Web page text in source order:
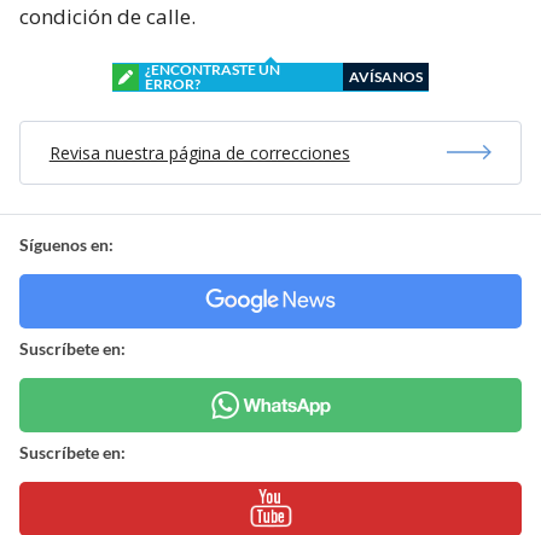
condición de calle.
¿ENCONTRASTE UN
ERROR?
AVÍSANOS
Revisa nuestra página de correcciones
Síguenos en:
Suscríbete en:
Suscríbete en: